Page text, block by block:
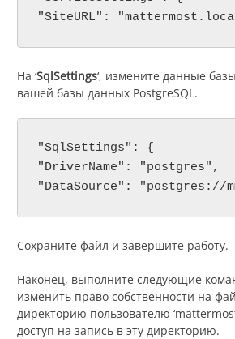
"SiteURL":
На ‘SqlSettings‘, измените данные
вашей базы данных PostgreSQL.
"SqlSettings": {
"DriverName": "postgres",
"DataSource": "postgres://
Сохраните файл и завершите работу.
Наконец, выполните следующие
изменить право собственности на
директорию пользователю
доступ на запись в эту директорию.